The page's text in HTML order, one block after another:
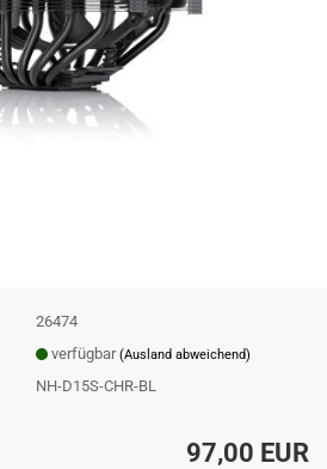
26474
verfügbar(Ausland abweichend)
NH-D15S-CHR-BL
97,00 EUR